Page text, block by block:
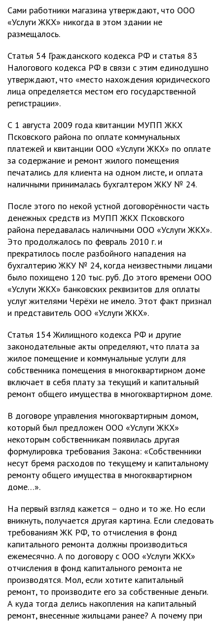
Сами работники магазина утверждают, что ООО
«Услуги ЖКХ» никогда в этом здании не
размещалось.
Статья 54 Гражданского кодекса РФ и статья 83
Налогового кодекса РФ в связи с этим единодушно
утверждают, что «место нахождения юридического
лица определяется местом его государственной
регистрации».
С 1 августа 2009 года квитанции МУПП ЖКХ
Псковского района по оплате коммунальных
платежей и квитанции ООО «Услуги ЖКХ» по оплате
за содержание и ремонт жилого помещения
печатались для клиента на одном листе, и оплата
наличными принималась бухгалтером ЖКУ № 24.
После этого по некой устной договорённости часть
денежных средств из МУПП ЖКХ Псковского
района передавалась наличными ООО «Услуги ЖКХ».
Это продолжалось по февраль 2010 г. и
прекратилось после разбойного нападения на
бухгалтерию ЖКУ № 24, когда неизвестными лицами
было похищено 120 тыс. руб. До этого времени ООО
«Услуги ЖКХ» банковских реквизитов для оплаты
услуг жителями Черёхи не имело. Этот факт признал
и представитель ООО «Услуги ЖКХ».
Статья 154 Жилищного кодекса РФ и другие
законодательные акты определяют, что плата за
жилое помещение и коммунальные услуги для
собственника помещения в многоквартирном доме
включает в себя плату за текущий и капитальный
ремонт общего имущества в многоквартирном доме.
В договоре управления многоквартирным домом,
который был предложен ООО «Услуги ЖКХ»
некоторым собственникам появилась другая
формулировка требования Закона: «Собственники
несут бремя расходов по текущему и капитальному
ремонту общего имущества в многоквартирном
доме…».
На первый взгляд кажется – одно и то же. Но если
вникнуть, получается другая картина. Если следовать
требованиям ЖК РФ, то отчисления в фонд
капитального ремонта должны производиться
ежемесячно. А по договору с ООО «Услуги ЖКХ»
отчисления в фонд капитального ремонта не
производятся. Мол, если хотите капитальный
ремонт, то производите его за собственные деньги.
А куда тогда делись накопления на капитальный
ремонт, внесенные жильцами ранее? А почему при